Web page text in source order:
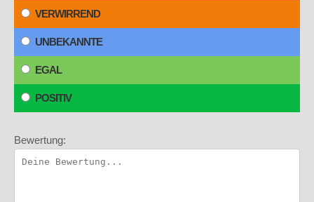
VERWIRREND
UNBEKANNTE
EGAL
POSITIV
Bewertung: